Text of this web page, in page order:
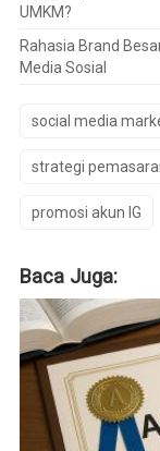
UMKM?
Rahasia Brand
Media Sosial
social media
strategi
promosi akun IG
Baca Juga: